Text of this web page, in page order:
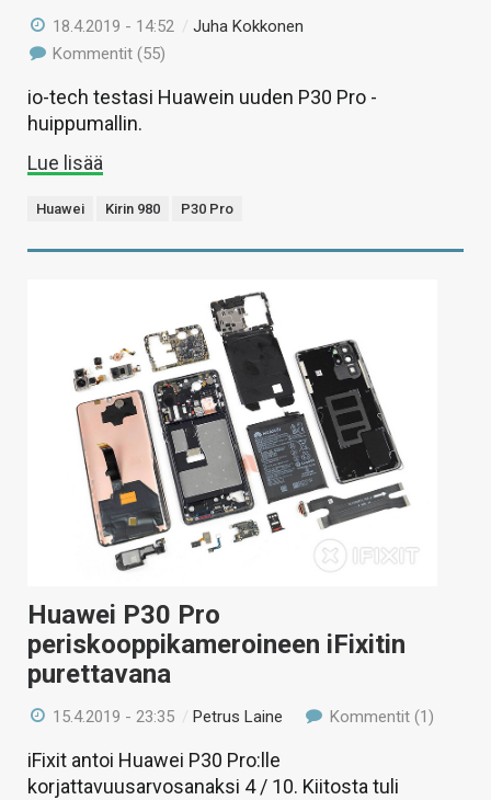
18.4.2019 - 14:52 /Juha Kokkonen
Kommentit (55)
io-tech testasi Huawein uuden P30 Pro -
huippumallin.
Lue lisää
Huawei Kirin 980 P30 Pro
Huawei P30 Pro
periskooppikameroineen iFixitin
purettavana
15.4.2019 - 23:35 /Petrus Laine Kommentit (1)
iFixit antoi Huawei P30 Pro:lle
korjattavuusarvosanaksi 4 / 10. Kiitosta tuli